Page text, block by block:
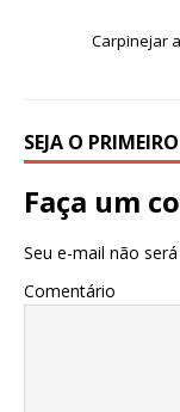
Carpinejar
SEJA O
Faça um
Seu e-mail não
Comentário